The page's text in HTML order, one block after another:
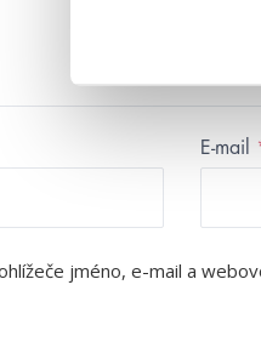
E-mail
jméno, e-mail a